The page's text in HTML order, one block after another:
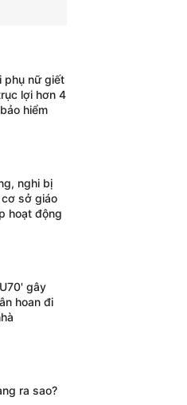
phụ nữ giết
lợi hơn 4
hiểm
nghi bị
cơ sở giáo
hoạt động
gây
hoan đi
ra sao?